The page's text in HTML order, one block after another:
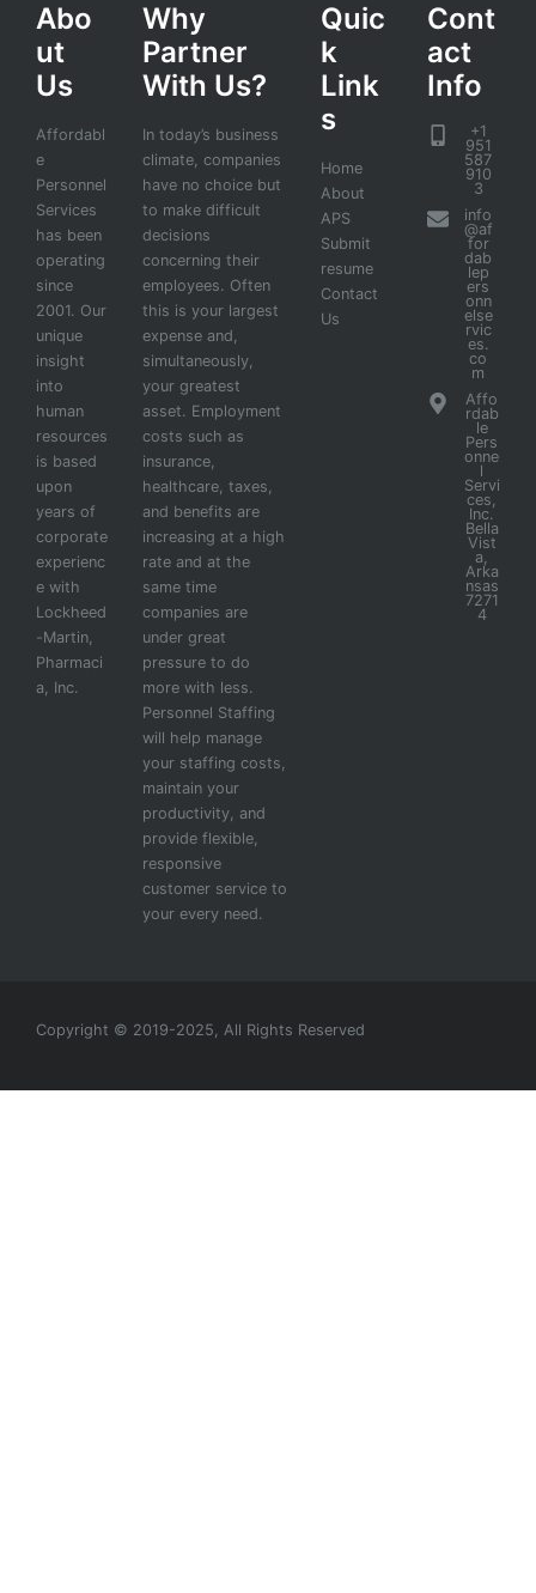
Abo
ut
Us
Affordabl
e
Personnel
Services
has been
operating
since
2001. Our
unique
insight
into
human
resources
is based
upon
years of
corporate
experienc
e with
Lockheed
-Martin,
Pharmaci
a, Inc.
Why
Partner
With Us?
In today’s business
climate, companies
have no choice but
to make difficult
decisions
concerning their
employees. Often
this is your largest
expense and,
simultaneously,
your greatest
asset. Employment
costs such as
insurance,
healthcare, taxes,
and benefits are
increasing at a high
rate and at the
same time
companies are
under great
pressure to do
more with less.
Personnel Staffing
will help manage
your staffing costs,
maintain your
productivity, and
provide flexible,
responsive
customer service to
your every need.
Quic
k
Link
s
Home
About
APS
Submit
resume
Contact
Us
Cont
act
Info
+1
951
587
910
3
info
@af
for
dab
lep
ers
onn
else
rvic
es.
co
m
Affo
rdab
le
Pers
onne
l
Servi
ces,
Inc.
Bella
Vist
a,
Arka
nsas
7271
4
Copyright © 2019-2025, All Rights Reserved